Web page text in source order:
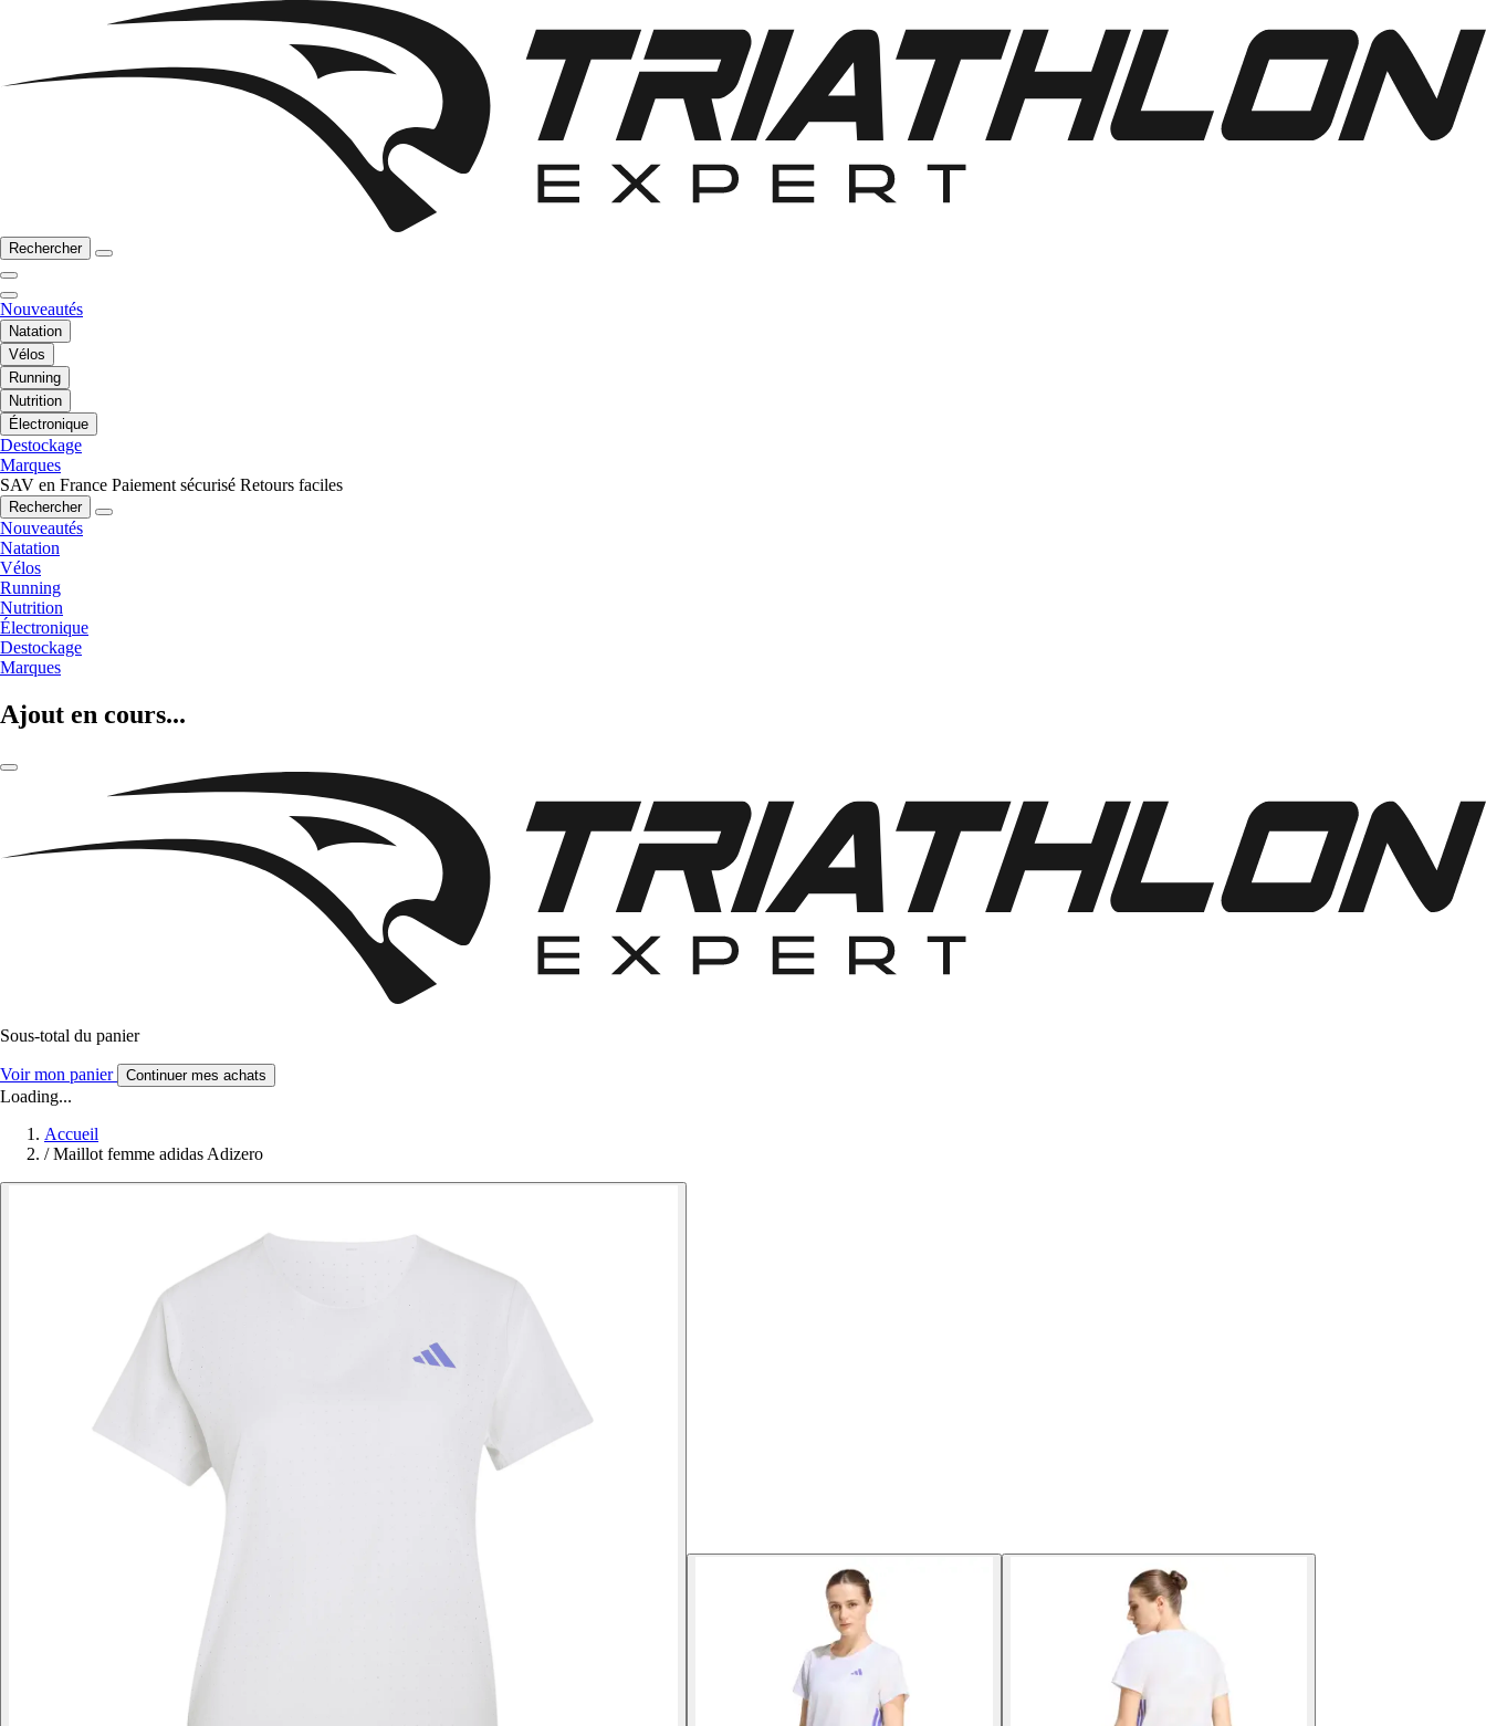
Rechercher
Nouveautés
Natation
Vélos
Running
Nutrition
Électronique
Destockage
Marques
SAV en France Paiement sécurisé Retours faciles
Rechercher
Nouveautés
Natation
Vélos
Running
Nutrition
Électronique
Destockage
Marques
Ajout en cours...
Sous-total du panier
Voir mon panier Continuer mes achats
Loading...
Accueil
/ Maillot femme adidas Adizero